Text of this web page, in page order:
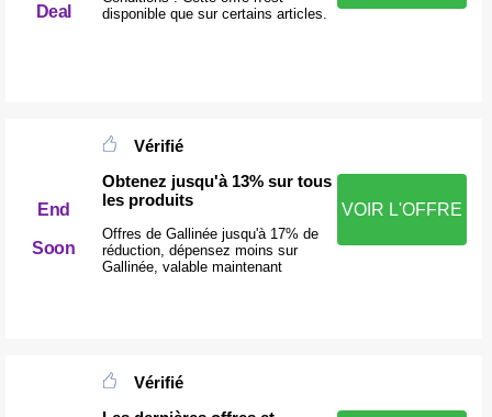
Deal
disponible que sur certains articles.
End
Soon
Vérifié
Obtenez jusqu'à 13% sur tous
les produits
Offres de Gallinée jusqu'à 17% de
réduction, dépensez moins sur
Gallinée, valable maintenant
VOIR L'OFFRE
Vérifié